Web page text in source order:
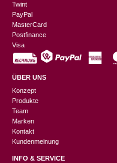
Twint
PayPal
MasterCard
Postfinance
Visa
ÜBER UNS
Konzept
Produkte
Team
Marken
Kontakt
Kundenmeinung
INFO & SERVICE